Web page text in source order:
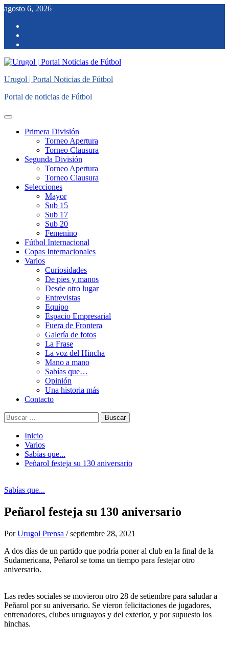
Saltar
contenido
agosto 6, 2026
Urugol | Portal Noticias de Fútbol
Portal de noticias de Fútbol
Menú
principalPrimera División
Torneo Apertura
Torneo Clausura
Segunda División
Torneo Apertura
Torneo Clausura
Selecciones
Mayor
Sub 15
Sub 17
Sub 20
Femenino
Fútbol Internacional
Copas Internacionales
Varios
Curiosidades
De pies y manos
Desde otro lugar
Entrevistas
Equipo
Espacio Empresarial
Fuera de Frontera
Galería de fotos
La Frase
La voz del Hincha
Mano a mano
Sabías que…
Opinión
Una historia más
Contacto
Buscar:
Inicio
Varios
Sabías que...
Peñarol festeja su 130 aniversario
Sabías que...
Peñarol festeja su 130 aniversario
Por Urugol Prensa / septiembre 28, 2021
A dos días de un partido que podría poner al club en la final de la
Sudamericana, Peñarol se toma un tiempo para festejar otro
aniversario.
Las redes sociales se movieron otro 28 de setiembre para saludar a
Peñarol por su aniversario. Se vieron felicitaciones de jugadores,
entrenadores, clubes uruguayos y del exterior, y por supuesto los
hinchas.